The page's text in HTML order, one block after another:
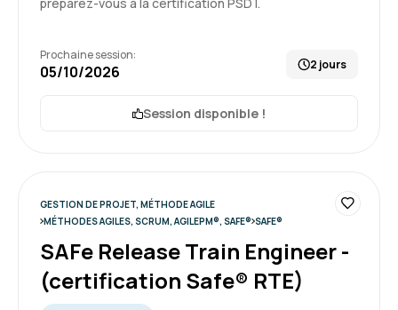
beaucoup de notions
Jordan H. Le 18/05/2026
Prochaine session:
05/10/2026 2 jours
Session disponible !
GESTION DE PROJET, MÉTHODE AGILE
MÉTHODES AGILES, SCRUM, AGILEPM®, SAFE® SAFE®
SAFe Release Train Engineer -
(certification Safe® RTE)